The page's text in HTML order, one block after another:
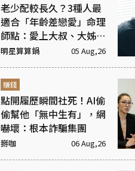
老少配較長久？3種人最
適合「年齡差戀愛」命理
師點：愛上大叔、大姊有
原因
明星算算鍋 05 Aug,26
賺錢
點開履歷瞬間社死！AI偷
偷幫他「無中生有」，網
嚇壞：根本詐騙集團
掰咖 06 Aug,26